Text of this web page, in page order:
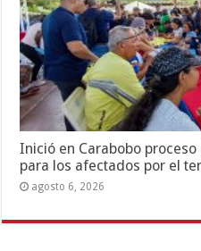
Inició en Carabobo
para los afectados por el
agosto 6, 2026